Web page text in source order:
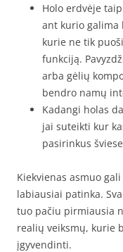
Holo erdvėje
ant kurio galima
kurie ne tik
funkciją.
arba gėlių
bendro namų
Kadangi holas
jai suteikti kur
pasirinkus
Kiekvienas asmuo
labiausiai patinka.
tuo pačiu pirmiausia
realių veiksmų, kurie
įgyvendinti.